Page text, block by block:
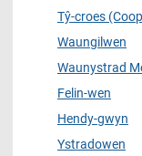
Tŷ-croes
Waungilwen
Waunystrad
Felin-wen
Hendy-gwyn
Ystradowen